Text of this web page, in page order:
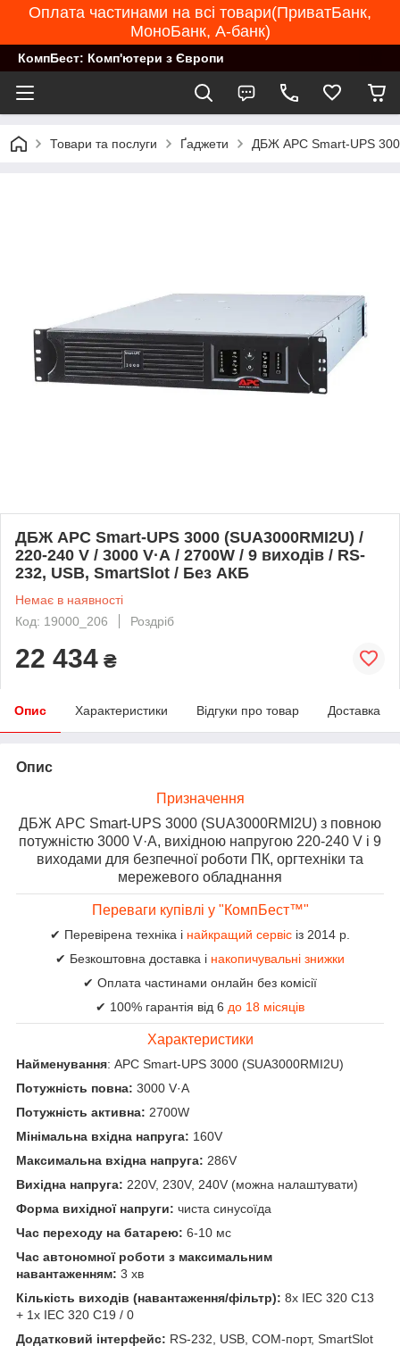
Оплата частинами на всі товари(ПриватБанк,
МоноБанк, А-банк)
КомпБест: Комп'ютери з Європи
Товари та послуги Ґаджети ДБЖ APC Smart-UPS
ДБЖ APC Smart-UPS 3000 (SUA3000RMI2U) /
220-240 V / 3000 V·А / 2700W / 9 виходів / RS-
232, USB, SmartSlot / Без АКБ
Немає в наявності
Код: 19000_206
Роздріб
22 434 ₴
Опис Характеристики Відгуки про товар Доставка
Опис
Призначення
ДБЖ APC Smart-UPS 3000 (SUA3000RMI2U) з повною
потужністю 3000 V·А, вихідною напругою 220-240 V і 9
виходами для безпечної роботи ПК, оргтехніки та
мережевого обладнання
Переваги купівлі у "КомпБест™"
✔ Перевірена техніка і найкращий сервіс із 2014 р.
✔ Безкоштовна доставка і накопичувальні знижки
✔ Оплата частинами онлайн без комісії
✔ 100% гарантія від 6 до 18 місяців
Характеристики
Найменування: APC Smart-UPS 3000 (SUA3000RMI2U)
Потужність повна: 3000 V·А
Потужність активна: 2700W
Мінімальна вхідна напруга: 160V
Максимальна вхідна напруга: 286V
Вихідна напруга: 220V, 230V, 240V (можна налаштувати)
Форма вихідної напруги: чиста синусоїда
Час переходу на батарею: 6-10 мс
Час автономної роботи з максимальним
навантаженням: 3 хв
Кількість виходів (навантаження/фільтр): 8х IEC 320 C13
+ 1х IEC 320 C19 / 0
Додатковий інтерфейс: RS-232, USB, COM-порт, SmartSlot